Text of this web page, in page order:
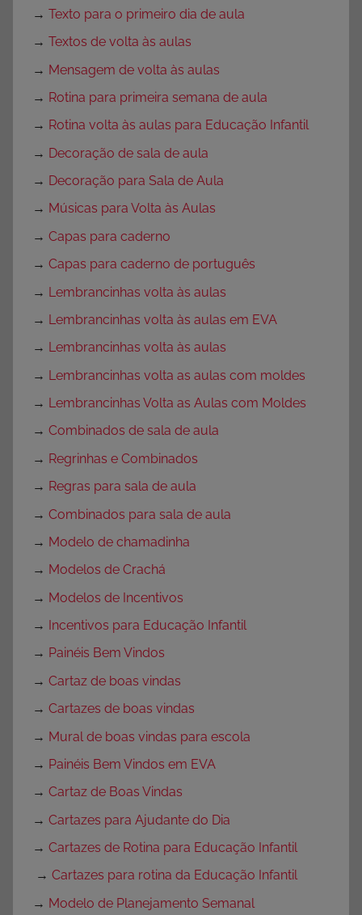
→ Texto para o primeiro dia de aula
→ Textos de volta às aulas
→ Mensagem de volta às aulas
→ Rotina para primeira semana de aula
→ Rotina volta às aulas para Educação Infantil
→ Decoração de sala de aula
→ Decoração para Sala de Aula
→ Músicas para Volta às Aulas
→ Capas para caderno
→ Capas para caderno de português
→ Lembrancinhas volta às aulas
→ Lembrancinhas volta às aulas em EVA
→ Lembrancinhas volta às aulas
→ Lembrancinhas volta as aulas com moldes
→ Lembrancinhas Volta as Aulas com Moldes
→ Combinados de sala de aula
→ Regrinhas e Combinados
→ Regras para sala de aula
→ Combinados para sala de aula
→ Modelo de chamadinha
→ Modelos de Crachá
→ Modelos de Incentivos
→ Incentivos para Educação Infantil
→ Painéis Bem Vindos
→ Cartaz de boas vindas
→ Cartazes de boas vindas
→ Mural de boas vindas para escola
→ Painéis Bem Vindos em EVA
→ Cartaz de Boas Vindas
→ Cartazes para Ajudante do Dia
→ Cartazes de Rotina para Educação Infantil
→ Cartazes para rotina da Educação Infantil
→ Modelo de Planejamento Semanal